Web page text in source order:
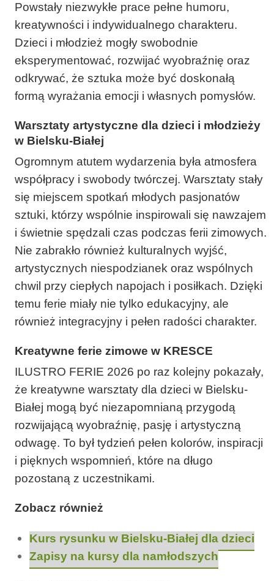
Powstały niezwykłe prace pełne humoru,
kreatywności i indywidualnego charakteru.
Dzieci i młodzież mogły swobodnie
eksperymentować, rozwijać wyobraźnię oraz
odkrywać, że sztuka może być doskonałą
formą wyrażania emocji i własnych pomysłów.
Warsztaty artystyczne dla dzieci i młodzieży
w Bielsku-Białej
Ogromnym atutem wydarzenia była atmosfera
współpracy i swobody twórczej. Warsztaty stały
się miejscem spotkań młodych pasjonatów
sztuki, którzy wspólnie inspirowali się nawzajem
i świetnie spędzali czas podczas ferii zimowych.
Nie zabrakło również kulturalnych wyjść,
artystycznych niespodzianek oraz wspólnych
chwil przy ciepłych napojach i posiłkach. Dzięki
temu ferie miały nie tylko edukacyjny, ale
również integracyjny i pełen radości charakter.
Kreatywne ferie zimowe w KRESCE
ILUSTRO FERIE 2026 po raz kolejny pokazały,
że kreatywne warsztaty dla dzieci w Bielsku-
Białej mogą być niezapomnianą przygodą
rozwijającą wyobraźnię, pasję i artystyczną
odwagę. To był tydzień pełen kolorów, inspiracji
i pięknych wspomnień, które na długo
pozostaną z uczestnikami.
Zobacz również
Kurs rysunku w Bielsku-Białej dla dzieci
Zapisy na kursy dla namłodszych